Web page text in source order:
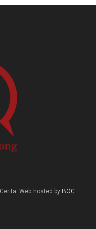
Web hosted by BOC